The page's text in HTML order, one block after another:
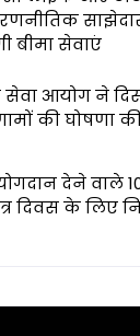
बीमा सेवाएं
आयोग ने
की घोषणा
देने वाले
दिवस के लिए